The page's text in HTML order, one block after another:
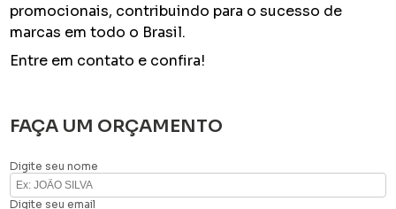
promocionais, contribuindo para o sucesso de
marcas em todo o Brasil.
Entre em contato e confira!
FAÇA UM ORÇAMENTO
Digite seu nome
Digite seu email